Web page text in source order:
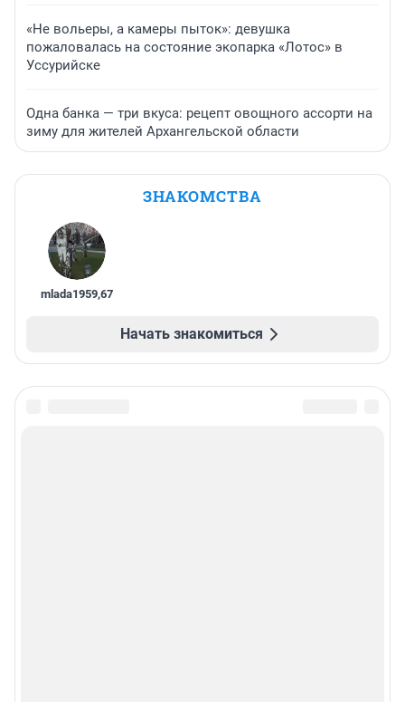
«Не вольеры, а камеры пыток»: девушка
пожаловалась на состояние экопарка «Лотос» в
Уссурийске
Одна банка — три вкуса: рецепт овощного ассорти на
зиму для жителей Архангельской области
ЗНАКОМСТВА
mlada1959,67
Начать знакомиться